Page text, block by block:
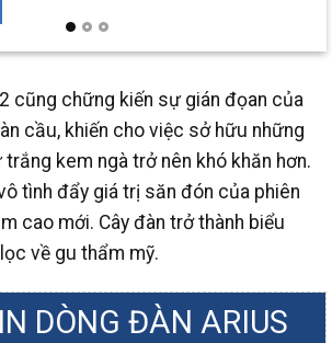
cũng chững kiến sự gián đọan của
cầu, khiến cho việc sở hữu những
kem ngà trở nên khó khăn hơn.
tình đẩy giá trị săn đón của phiên
cao mới. Cây đàn trở thành biểu
về gu thẩm mỹ.
DÒNG ĐÀN ARIUS